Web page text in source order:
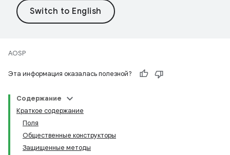
AOSP
Эта информация оказалась полезной?
Содержание
Краткое содержание
Поля
Общественные конструкторы
Защищенные методы